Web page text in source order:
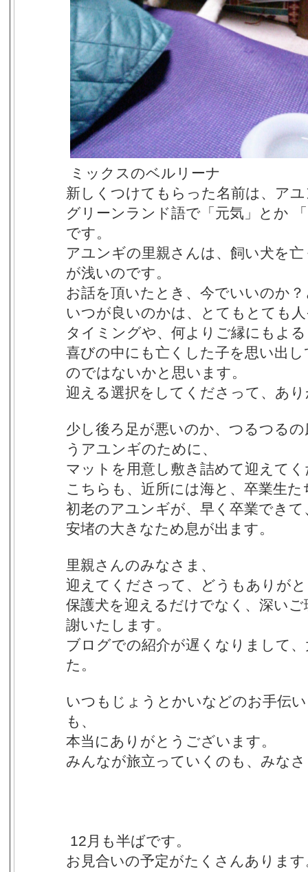
ミックスのベルリーナ
新しくつけてもらった名前は、ア
グリーンランド語で「元気」とか
です。
アユンギの里親さんは、飼い犬を
が浅いのです。
お話を頂いたとき、今でいいのか
いつが良いのかは、とてもとても
タイミングや、何よりご縁にもよ
喜びの中にも亡くした子を思い出
のではないかと思います。
迎える選択をしてくださって、あ
少し後ろ足が悪いのか、つるつる
うアユンギのために、
マットを用意し敷き詰めて迎えて
こちらも、近所には海と、卒業生
初老のアユンギが、早く卒業できて
安堵の大きなため息が出ます。
里親さんのみなさま、
迎えてくださって、どうもありが
保護犬を迎えるだけでなく、深い
謝いたします。
ブログでの紹介が遅くなりまして
た。
いつもじょうとかいなどのお手伝
も、
本当にありがとうございます。
みんなが旅立っていくのも、みな
12月も半ばです。
お見合いの予定がたくさんあります